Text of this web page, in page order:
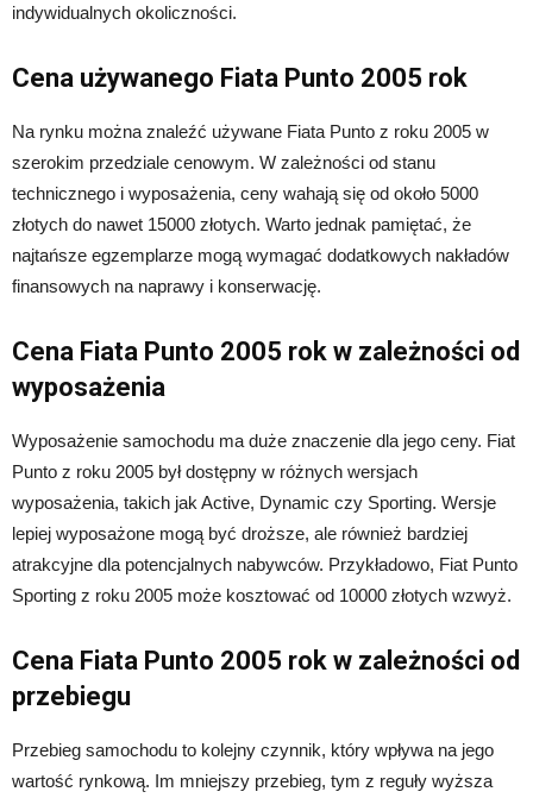
indywidualnych okoliczności.
Cena używanego Fiata Punto 2005 rok
Na rynku można znaleźć używane Fiata Punto z roku 2005 w
szerokim przedziale cenowym. W zależności od stanu
technicznego i wyposażenia, ceny wahają się od około 5000
złotych do nawet 15000 złotych. Warto jednak pamiętać, że
najtańsze egzemplarze mogą wymagać dodatkowych nakładów
finansowych na naprawy i konserwację.
Cena Fiata Punto 2005 rok w zależności od
wyposażenia
Wyposażenie samochodu ma duże znaczenie dla jego ceny. Fiat
Punto z roku 2005 był dostępny w różnych wersjach
wyposażenia, takich jak Active, Dynamic czy Sporting. Wersje
lepiej wyposażone mogą być droższe, ale również bardziej
atrakcyjne dla potencjalnych nabywców. Przykładowo, Fiat Punto
Sporting z roku 2005 może kosztować od 10000 złotych wzwyż.
Cena Fiata Punto 2005 rok w zależności od
przebiegu
Przebieg samochodu to kolejny czynnik, który wpływa na jego
wartość rynkową. Im mniejszy przebieg, tym z reguły wyższa